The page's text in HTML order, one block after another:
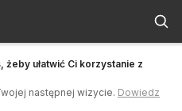
ułatwić Ci korzystanie z
następnej wizycie. Dowiedz